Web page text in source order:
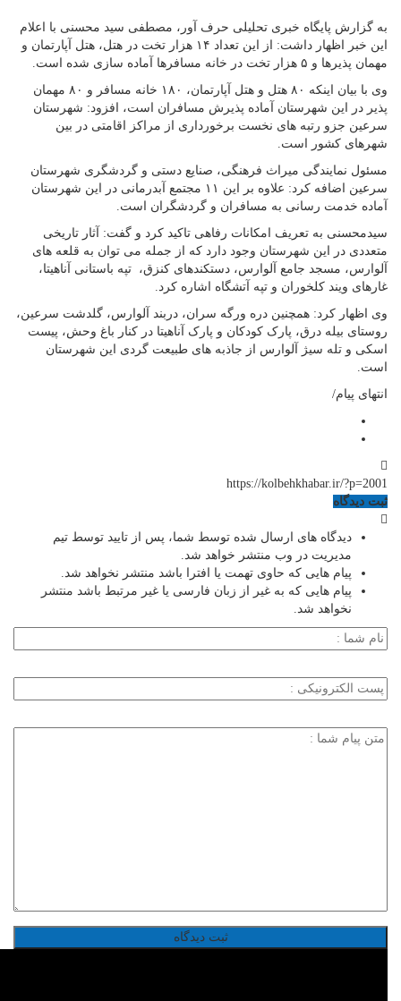
به گزارش پایگاه خبری تحلیلی حرف آور، مصطفی سید محسنی با اعلام
این خبر اظهار داشت: از این تعداد ۱۴ هزار تخت در هتل، هتل آپارتمان و
مهمان پذیرها و ۵ هزار تخت در خانه مسافرها آماده سازی شده است.
وی با بیان اینکه ۸۰ هتل و هتل آپارتمان، ۱۸۰ خانه مسافر و ۸۰ مهمان
پذیر در این شهرستان آماده پذیرش مسافران است، افزود: شهرستان
سرعین جزو رتبه های نخست برخورداری از مراکز اقامتی در بین
شهرهای کشور است.
مسئول نمایندگی میراث فرهنگی، صنایع دستی و گردشگری شهرستان
سرعین اضافه کرد: علاوه بر این ۱۱ مجتمع آبدرمانی در این شهرستان
آماده خدمت رسانی به مسافران و گردشگران است.
سیدمحسنی به تعریف امکانات رفاهی تاکید کرد و گفت: آثار تاریخی
متعددی در این شهرستان وجود دارد که از جمله می توان به قلعه های
آلوارس، مسجد جامع آلوارس، دستکندهای کنزق، تپه باستانی آناهیتا،
غارهای ویند کلخوران و تپه آتشگاه اشاره کرد.
وی اظهار کرد: همچنین دره ورگه سران، دربند آلوارس، گلدشت سرعین،
روستای بیله درق، پارک کودکان و پارک آناهیتا در کنار باغ وحش، پیست
اسکی و تله سیژ آلوارس از جاذبه های طبیعت گردی این شهرستان
است.
انتهای پیام/
https://kolbehkhabar.ir/?p=2001
ثبت دیدگاه
دیدگاه های ارسال شده توسط شما، پس از تایید توسط تیم
مدیریت در وب منتشر خواهد شد.
پیام هایی که حاوی تهمت یا افترا باشد منتشر نخواهد شد.
پیام هایی که به غیر از زبان فارسی یا غیر مرتبط باشد منتشر
نخواهد شد.